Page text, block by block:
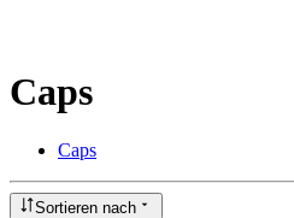
Caps
Caps
Sortieren nach